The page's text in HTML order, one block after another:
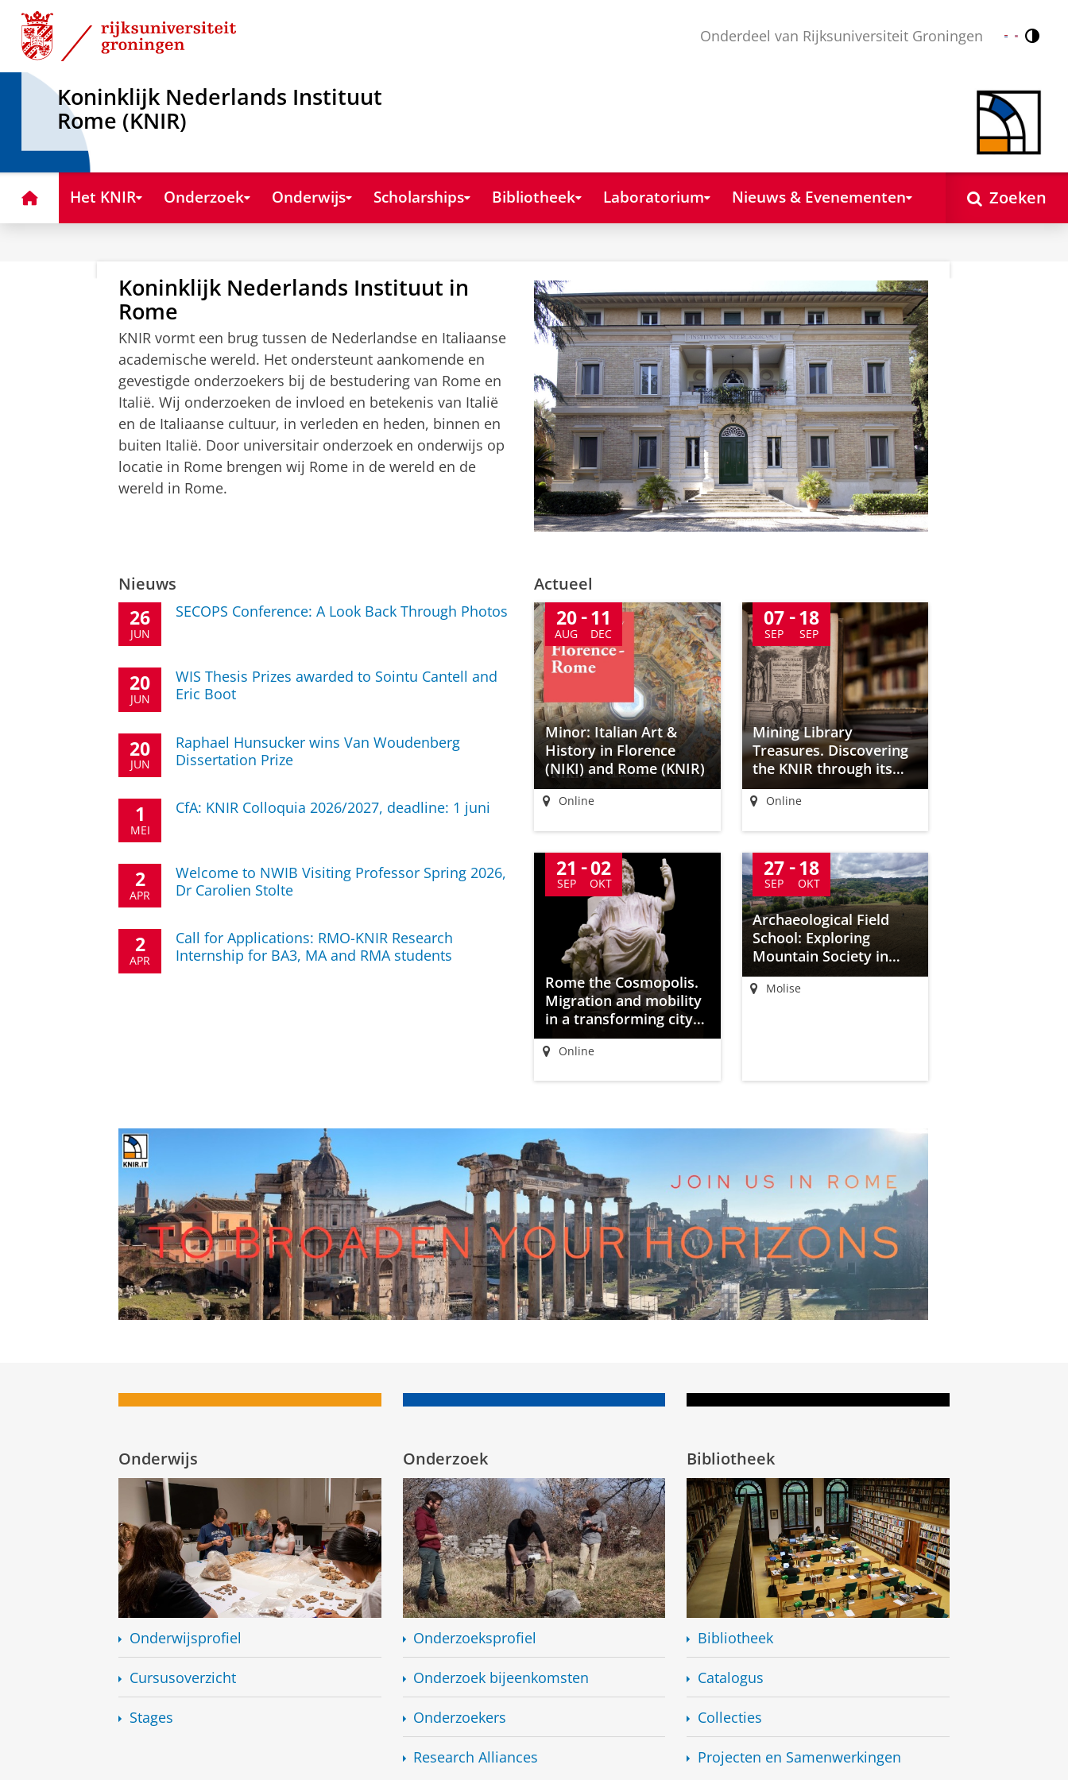
Skip
Content
Skip
Navigation
Onderdeel van Rijksuniversiteit Groningen Nederlands
English
Koninklijk Nederlands Instituut
Rome (KNIR)
HomeHet KNIR Onderzoek Onderwijs Scholarships Bibliotheek Laboratorium Nieuws & Evenementen Zoeken
Koninklijk
Nederlands
Instituut in Rome
(KNIR)
Koninklijk Nederlands Instituut in
Rome
KNIR vormt een brug tussen de Nederlandse en Italiaanse
academische wereld. Het ondersteunt aankomende en
gevestigde onderzoekers bij de bestudering van Rome en
Italië. Wij onderzoeken de invloed en betekenis van Italië
en de Italiaanse cultuur, in verleden en heden, binnen en
buiten Italië. Door universitair onderzoek en onderwijs op
locatie in Rome brengen wij Rome in de wereld en de
wereld in Rome.
Nieuws
26
JUN
SECOPS Conference: A Look Back Through Photos
20
JUN
WIS Thesis Prizes awarded to Sointu Cantell and
Eric Boot
20
JUN
Raphael Hunsucker wins Van Woudenberg
Dissertation Prize
1
MEI
CfA: KNIR Colloquia 2026/2027, deadline: 1 juni
2
APR
Welcome to NWIB Visiting Professor Spring 2026,
Dr Carolien Stolte
2
APR
Call for Applications: RMO-KNIR Research
Internship for BA3, MA and RMA students
Actueel
20
AUG
11
DEC
Minor: Italian Art &
History in Florence
(NIKI) and Rome (KNIR)
Online
07
SEP
18
SEP
Mining Library
Treasures. Discovering
the KNIR through its
Special Collections
Online
21
SEP
02
OKT
Rome the Cosmopolis.
Migration and mobility
in a transforming city
from Augustus to
Charlemagne
Online
27
SEP
18
OKT
Archaeological Field
School: Exploring
Mountain Society in
Ancient Samnium
Molise
Onderwijs
Onderwijsprofiel
Cursusoverzicht
Stages
Onderzoek
Onderzoeksprofiel
Onderzoek bijeenkomsten
Onderzoekers
Research Alliances
Bibliotheek
Bibliotheek
Catalogus
Collecties
Projecten en Samenwerkingen